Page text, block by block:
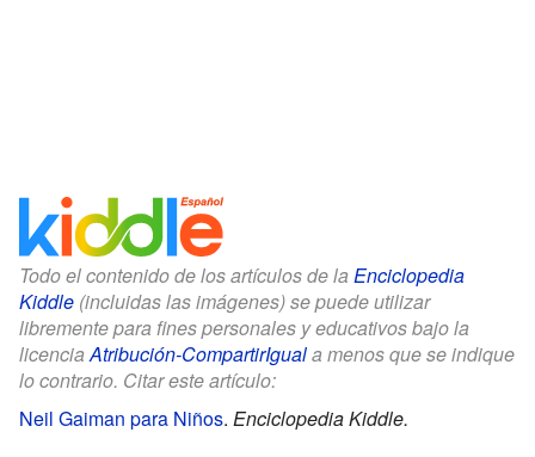
Todo el contenido de los artículos de la Enciclopedia
Kiddle (incluidas las imágenes) se puede utilizar
libremente para fines personales y educativos bajo la
licenciaAtribución-CompartirIguala menos que se indique
lo contrario. Citar este artículo:
Neil Gaiman para Niños. Enciclopedia Kiddle.